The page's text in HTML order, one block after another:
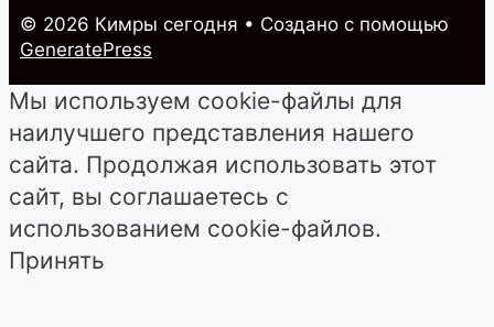
© 2026 Кимры cегодня • Создано с помощью
GeneratePress
Мы используем cookie-файлы для
наилучшего представления нашего
сайта. Продолжая использовать этот
сайт, вы соглашаетесь с
использованием cookie-файлов.
Принять